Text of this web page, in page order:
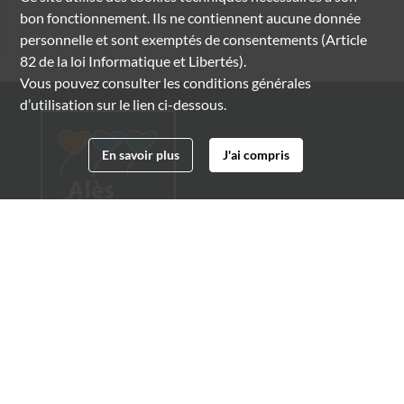
bon fonctionnement. Ils ne contiennent aucune donnée
personnelle et sont exemptés de consentements (Article
82 de la loi Informatique et Libertés).
Vous pouvez consulter les conditions générales
d’utilisation sur le lien ci-dessous.
En savoir plus J'ai compris